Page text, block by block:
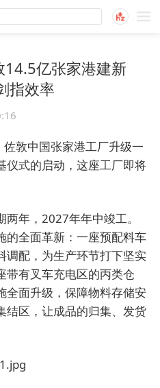
亿张家港建新
指效率
敦中国张家港工厂升级一
仪式的启动，这座工厂即将
年，2027年年中竣工。
的全面革新：一座预配料车
调配，为生产环节打下坚实
带有叉车充电区的丙类仓
全面升级，保障物料存储安
结区，让成品的归集、发货